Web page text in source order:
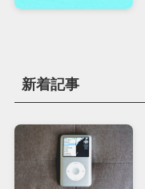
新着記事